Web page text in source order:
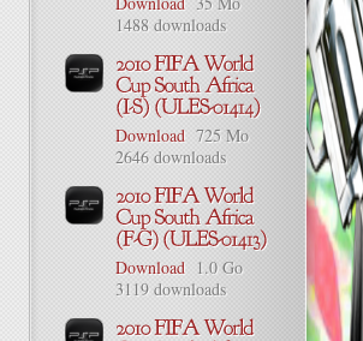
1488 downloads
Download 725 Mo
2646 downloads
Download 1.0 Go
3119 downloads